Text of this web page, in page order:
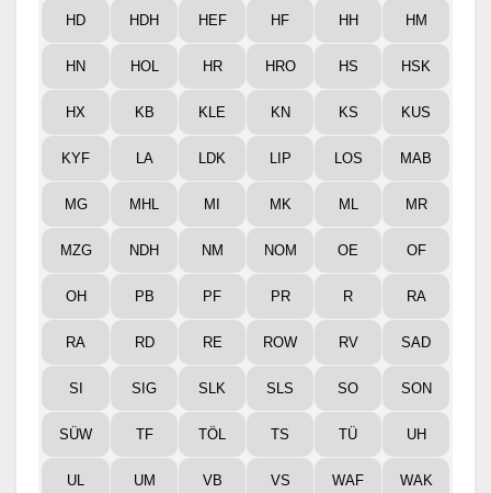
HD HDH HEF HF HH HM
HN HOL HR HRO HS HSK
HX KB KLE KN KS KUS
KYF LA LDK LIP LOS MAB
MG MHL MI MK ML MR
MZG NDH NM NOM OE OF
OH PB PF PR R RA
RA RD RE ROW RV SAD
SI SIG SLK SLS SO SON
SÜW TF TÖL TS TÜ UH
UL UM VB VS WAF WAK